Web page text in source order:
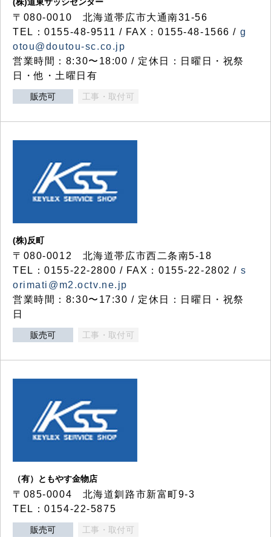
〒080-0010 北海道帯広市大通南31-56
TEL：0155-48-9511 / FAX：0155-48-1566 / g
otou@doutou-sc.co.jp
営業時間：8:30〜18:00 / 定休日：日曜日・祝祭
日・他・土曜日有
販売可 工事・取付可
(株)反町
〒080-0012 北海道帯広市西二条南5-18
TEL：0155-22-2800 / FAX：0155-22-2802 / s
orimati@m2.octv.ne.jp
営業時間：8:30〜17:30 / 定休日：日曜日・祝祭
日
販売可 工事・取付可
（有）ともやす金物店
〒085-0004 北海道釧路市新富町9-3
TEL：0154-22-5875
販売可 工事・取付可